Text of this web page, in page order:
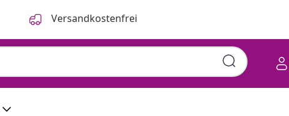
Versandkostenfrei